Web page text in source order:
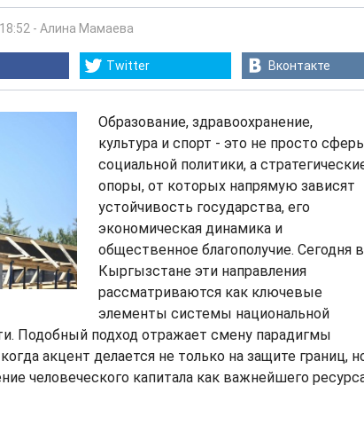
- Алина Мамаева
Twitter Вконтакте
Образование, здравоохранение,
культура и спорт - это не просто
социальной политики, а
опоры, от которых напрямую зависят
устойчивость государства, его
экономическая динамика и
общественное благополучие. Сегодня в
Кыргызстане эти направления
рассматриваются как ключевые
элементы системы национальной
Подобный подход отражает смену парадигмы
акцент делается не только на защите границ,
человеческого капитала как важнейшего